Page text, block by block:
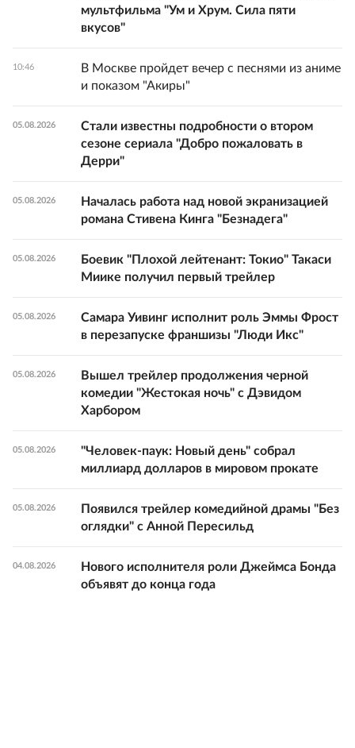
мультфильма "Ум и Хрум. Сила пяти
вкусов"
10:46
В Москве пройдет вечер с песнями из аниме
и показом "Акиры"
05.08.2026
Стали известны подробности о втором
сезоне сериала "Добро пожаловать в
Дерри"
05.08.2026
Началась работа над новой экранизацией
романа Стивена Кинга "Безнадега"
05.08.2026
Боевик "Плохой лейтенант: Токио" Такаси
Миике получил первый трейлер
05.08.2026
Самара Уивинг исполнит роль Эммы Фрост
в перезапуске франшизы "Люди Икс"
05.08.2026
Вышел трейлер продолжения черной
комедии "Жестокая ночь" с Дэвидом
Харбором
05.08.2026
"Человек-паук: Новый день" собрал
миллиард долларов в мировом прокате
05.08.2026
Появился трейлер комедийной драмы "Без
оглядки" с Анной Пересильд
04.08.2026
Нового исполнителя роли Джеймса Бонда
объявят до конца года